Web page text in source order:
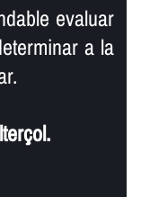
evaluar
a la